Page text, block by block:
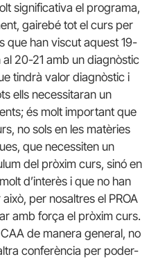
significativa el programa,
gairebé tot el curs per
que han viscut aquest 19-
20-21 amb un diagnòstic
tindrà valor diagnòstic i
ells necessitaran un
és molt important que
no sols en les matèries
que necessiten un
del pròxim curs, sinó en
d’interès i que no han
per nosaltres el PROA
amb força el pròxim curs.
de manera general, no
conferència per poder-